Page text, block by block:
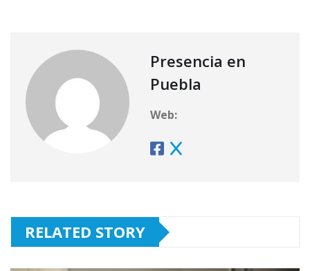
Presencia en
Puebla
Web:
RELATED STORY